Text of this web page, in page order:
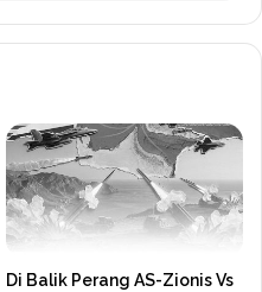
Di Balik Perang AS-Zionis Vs